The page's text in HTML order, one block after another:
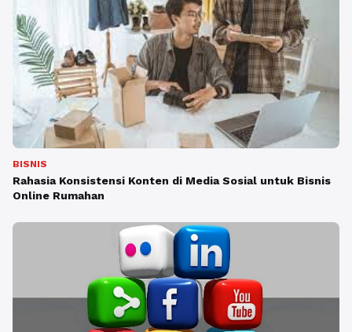
BISNIS
Rahasia Konsistensi Konten di Media Sosial untuk Bisnis
Online Rumahan